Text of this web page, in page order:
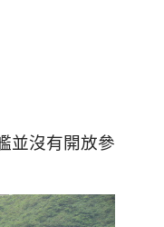
並沒有開放參